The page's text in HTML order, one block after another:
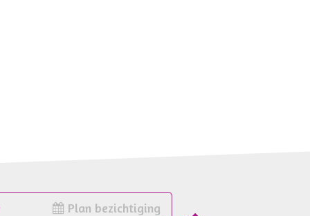
Plan bezichtiging